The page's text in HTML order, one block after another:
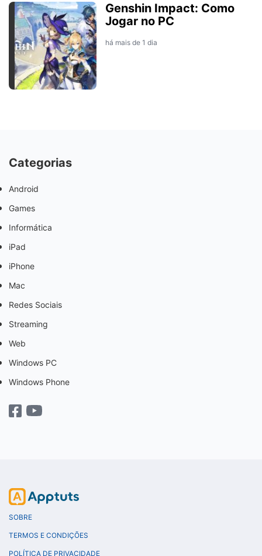
Genshin Impact: Como
Jogar no PC
há mais de 1 dia
Categorias
Android
Games
Informática
iPad
iPhone
Mac
Redes Sociais
Streaming
Web
Windows PC
Windows Phone
SOBRE
TERMOS E CONDIÇÕES
POLÍTICA DE PRIVACIDADE